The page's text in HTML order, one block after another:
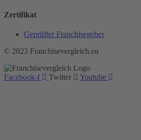
Zertifikat
Geprüfter Franchisegeber
© 2023 Franchisevergleich.eu
Facebook-f Twitter Youtube